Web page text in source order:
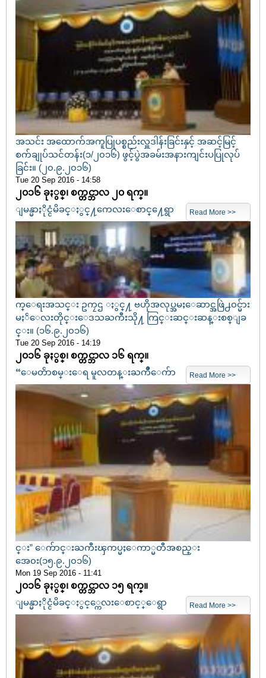
အသင်း အထောက်အကူပြုပစ္စည်းလှူဒါန်းခြင်းနှင့် အဆင့်မြင့်
စက်ချုပ်သင်တန်း(၁/၂၀၁၆) ဖွင့်ပွဲအခမ်းအနားကျင်းပပြုလုပ်
ခြင်း။ (၂၀.၉.၂၀၁၆)
Tue 20 Sep 2016 - 14:58
၂၀၁၆ ခုႏွစ္၊ စက္တင္ဘာလ ၂၀ ရက္။
Read More >>
ျမန္မာႏိုင္ငံမိခင္ႏွင္႔ကေလးေစာင္႔ေရွာ
က္ေရးအသင္း ဥကၠဌ ႏွင္႔ ဗဟိုအလုပ္အမႈေဆာင္အဖြဲ႕၀င္မ်ား
မႏၲေလးတိုင္းေဒသႀကီးသို႔ ကြင္းဆင္းဆန္းစစ္ျခ
င္း။ (၁၆.၉.၂၀၁၆)
Tue 20 Sep 2016 - 14:19
၂၀၁၆ ခုႏွစ္၊ စက္တင္ဘာလ ၁၆ ရက္။
Read More >>
“ေမတၲာစမ္းေရ မူလတန္းႀကိဳေက်ာ
င္း” ေက်ာင္းႀကီးၾကပ္မႈေကာ္မတီအစည္း
အေ၀း(၁၅.၉.၂၀၁၆)
Mon 19 Sep 2016 - 11:41
၂၀၁၆ ခုႏွစ္၊ စက္တင္ဘာလ ၁၅ ရက္။
Read More >>
ျမန္မာႏိုင္ငံမိခင္ႏွင့္ကေလးေစာင့္ေရွာ